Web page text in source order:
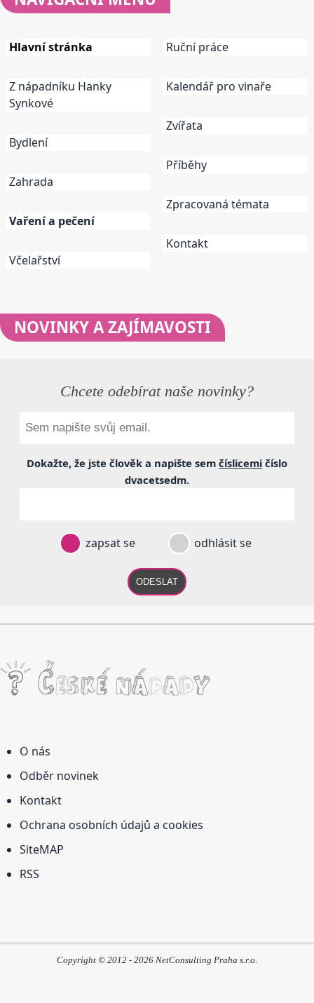
Hlavní stránka
Z nápadníku Hanky
Synkové
Bydlení
Zahrada
Vaření a pečení
Včelařství
Ruční práce
Kalendář pro vinaře
Zvířata
Příběhy
Zpracovaná témata
Kontakt
NOVINKYA ZAJÍMAVOSTI
Chcete odebírat naše novinky?
Dokažte, že jste člověk a napište sem číslicemi číslo
dvacetsedm.
zapsat se odhlásit se
ODESLAT
O nás
Odběr novinek
Kontakt
Ochrana osobních údajů a cookies
SiteMAP
RSS
Copyright © 2012 - 2026 NetConsulting Praha s.r.o.